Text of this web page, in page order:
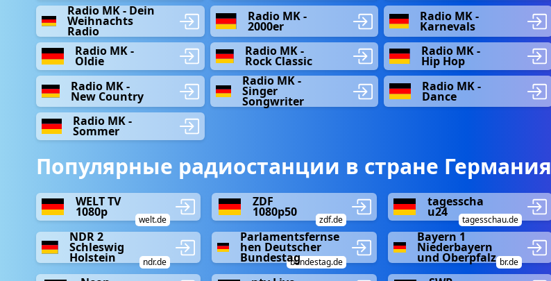
Radio MK - Dein
Weihnachts
Radio
Radio MK -
2000er
Radio MK -
Karnevals
Radio MK -
Oldie
Radio MK -
Rock Classic
Radio MK -
Hip Hop
Radio MK -
New Country
Radio MK -
Singer
Songwriter
Radio MK -
Dance
Radio MK -
Sommer
Популярные радиостанции в стране Германия
WELT TV
1080p
welt.de
ZDF
1080p50
zdf.de
tagesscha
u24
tagesschau.de
NDR 2
Schleswig
Holstein ndr.de
Parlamentsfernse
hen Deutscher
Bundestagbundestag.de
Bayern 1
Niederbayern
und Oberpfalz br.de